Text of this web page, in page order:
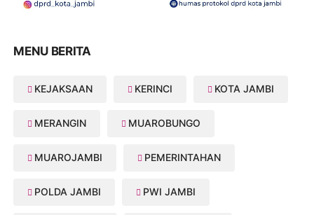
MENU BERITA
KEJAKSAAN KERINCI KOTA JAMBI
MERANGIN MUAROBUNGO
MUAROJAMBI PEMERINTAHAN
POLDA JAMBI PWI JAMBI